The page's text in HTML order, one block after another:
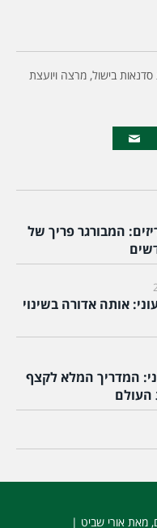
סדנאות בישול, מרצה ויועצת
המבורגר פריך של
אותה אדורה בשינוי
המדריך המלא לקצף
, מאת אורי שביט |